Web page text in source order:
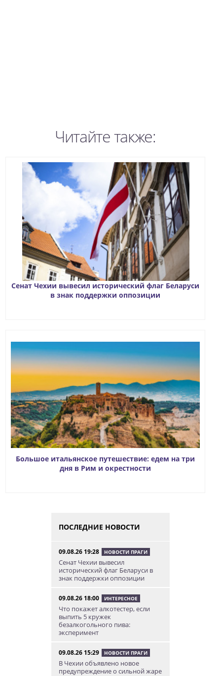
Читайте также:
Сенат Чехии вывесил исторический флаг Беларуси
в знак поддержки оппозиции
Большое итальянское путешествие: едем на три
дня в Рим и окрестности
ПОСЛЕДНИЕ НОВОСТИ
09.08.26 19:28 НОВОСТИ ПРАГИ
Сенат Чехии вывесил
исторический флаг Беларуси в
знак поддержки оппозиции
09.08.26 18:00 ИНТЕРЕСНОЕ
Что покажет алкотестер, если
выпить 5 кружек
безалкогольного пива:
эксперимент
09.08.26 15:29 НОВОСТИ ПРАГИ
В Чехии объявлено новое
предупреждение о сильной жаре